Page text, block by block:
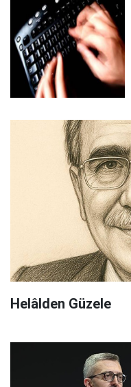
Helâlden Güzele